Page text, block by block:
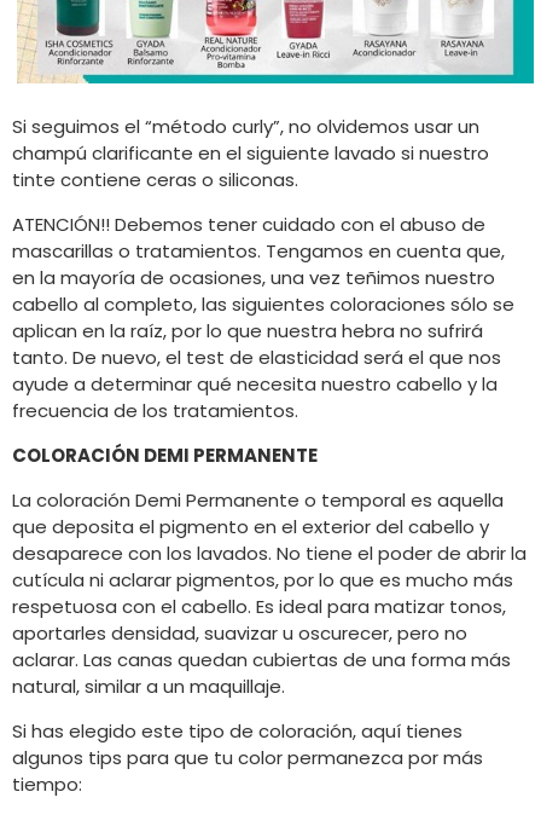
Si seguimos el “método curly”, no olvidemos usar un
champú clarificante en el siguiente lavado si nuestro
tinte contiene ceras o siliconas.
ATENCIÓN!! Debemos tener cuidado con el abuso de
mascarillas o tratamientos. Tengamos en cuenta que,
en la mayoría de ocasiones, una vez teñimos nuestro
cabello al completo, las siguientes coloraciones sólo se
aplican en la raíz, por lo que nuestra hebra no sufrirá
tanto. De nuevo, el test de elasticidad será el que nos
ayude a determinar qué necesita nuestro cabello y la
frecuencia de los tratamientos.
COLORACIÓN DEMI PERMANENTE
La coloración Demi Permanente o temporal es aquella
que deposita el pigmento en el exterior del cabello y
desaparece con los lavados. No tiene el poder de abrir la
cutícula ni aclarar pigmentos, por lo que es mucho más
respetuosa con el cabello. Es ideal para matizar tonos,
aportarles densidad, suavizar u oscurecer, pero no
aclarar. Las canas quedan cubiertas de una forma más
natural, similar a un maquillaje.
Si has elegido este tipo de coloración, aquí tienes
algunos tips para que tu color permanezca por más
tiempo: